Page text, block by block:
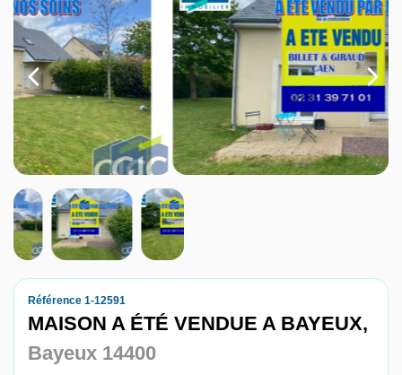
Estimer
Nos services
Nos agences
Nous contacter
Nous rejoindre
Référence 1-12591
MAISON A ÉTÉ VENDUE A BAYEUX,
Bayeux 14400